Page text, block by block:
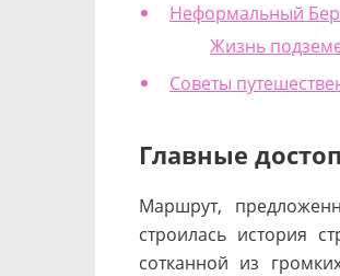
Неформальный
Жизнь
Советы
Главные
Маршрут,
строилась история
сотканной из